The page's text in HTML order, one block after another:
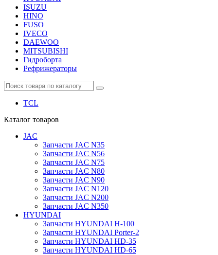
ISUZU
HINO
FUSO
IVECO
DAEWOO
MITSUBISHI
Гидроборта
Рефрижераторы
TCL
Каталог товаров
JAC
Запчасти JAC N35
Запчасти JAC N56
Запчасти JAC N75
Запчасти JAC N80
Запчасти JAC N90
Запчасти JAC N120
Запчасти JAC N200
Запчасти JAC N350
HYUNDAI
Запчасти HYUNDAI H-100
Запчасти HYUNDAI Porter-2
Запчасти HYUNDAI HD-35
Запчасти HYUNDAI HD-65